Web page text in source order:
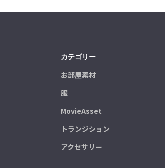
カテゴリー
お部屋素材
服
MovieAsset
トランジション
アクセサリー